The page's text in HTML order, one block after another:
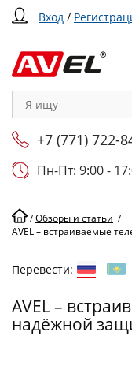
Вход /
+7 (771) 722-
Пн-Пт: 9:00 -
/Обзоры и статьи /
AVEL – встраиваемые
Перевести:
AVEL –
надёжной